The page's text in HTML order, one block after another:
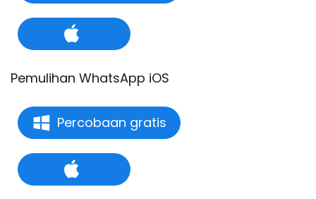
Pemulihan WhatsApp iOS
Percobaan gratis